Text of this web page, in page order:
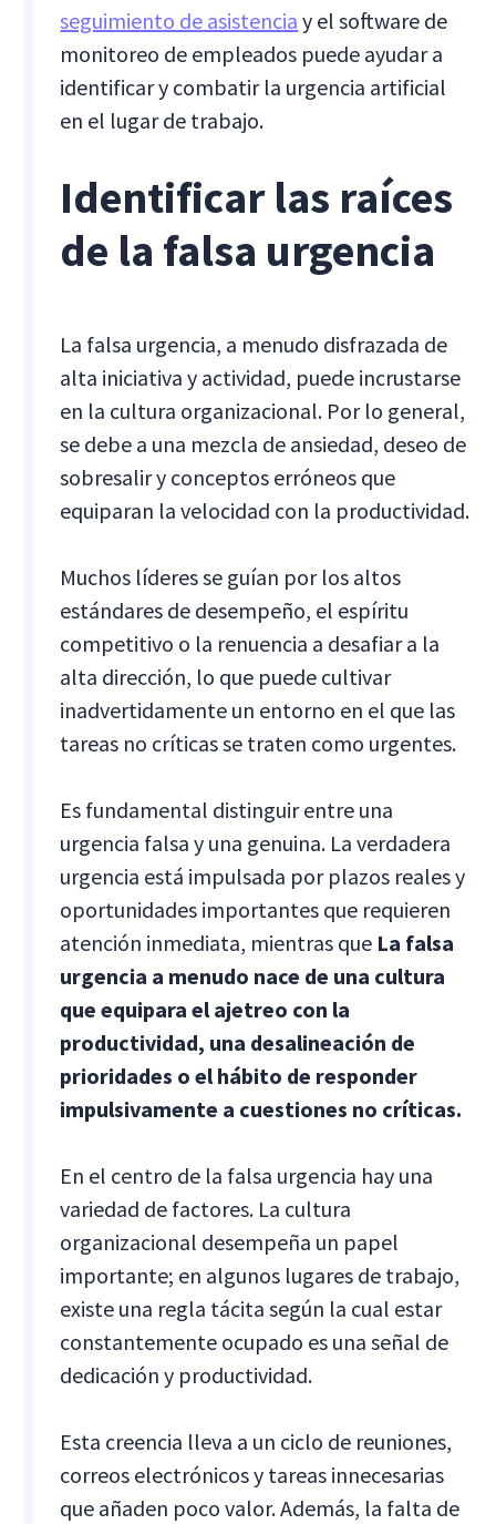
seguimiento de asistencia y el software de
monitoreo de empleados puede ayudar a
identificar y combatir la urgencia artificial
en el lugar de trabajo.
Identificar las raíces
de la falsa urgencia
La falsa urgencia, a menudo disfrazada de
alta iniciativa y actividad, puede incrustarse
en la cultura organizacional. Por lo general,
se debe a una mezcla de ansiedad, deseo de
sobresalir y conceptos erróneos que
equiparan la velocidad con la productividad.
Muchos líderes se guían por los altos
estándares de desempeño, el espíritu
competitivo o la renuencia a desafiar a la
alta dirección, lo que puede cultivar
inadvertidamente un entorno en el que las
tareas no críticas se traten como urgentes.
Es fundamental distinguir entre una
urgencia falsa y una genuina. La verdadera
urgencia está impulsada por plazos reales y
oportunidades importantes que requieren
atención inmediata, mientras que La falsa
urgencia a menudo nace de una cultura
que equipara el ajetreo con la
productividad, una desalineación de
prioridades o el hábito de responder
impulsivamente a cuestiones no críticas.
En el centro de la falsa urgencia hay una
variedad de factores. La cultura
organizacional desempeña un papel
importante; en algunos lugares de trabajo,
existe una regla tácita según la cual estar
constantemente ocupado es una señal de
dedicación y productividad.
Esta creencia lleva a un ciclo de reuniones,
correos electrónicos y tareas innecesarias
que añaden poco valor. Además, la falta de